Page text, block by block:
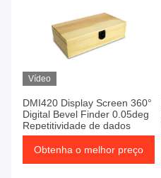
Vídeo
DMI420 Display Screen 360°
Digital Bevel Finder 0.05deg
Repetitividade de dados
Obtenha o melhor preço